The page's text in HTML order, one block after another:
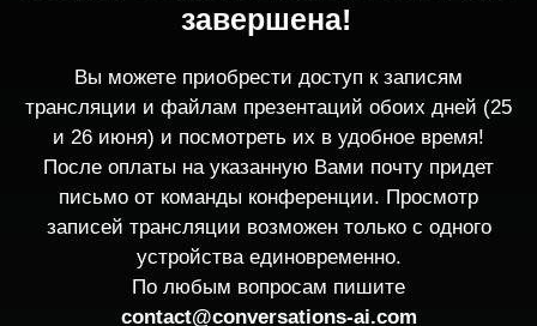
После оплаты на указанную Вами почту придет
записей трансляции возможен только с одного
устройства единовременно.
По любым вопросам пишите
contact@conversations-ai.co m
Ждем вас 2 декабря на
Conversations 2026 в Москве